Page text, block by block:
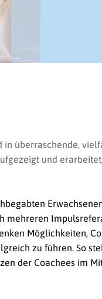
überraschende,
und
mehreren
Möglichkeiten,
zu führen. So
der Coachees im